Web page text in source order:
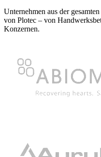
Unternehmen aus der
von Plotec – von
Konzernen.